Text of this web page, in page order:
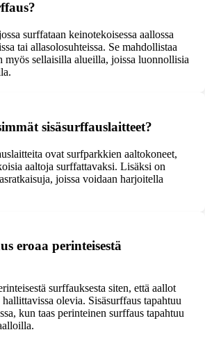
surffataan keinotekoisessa aallossa
tai allasolosuhteissa. Se mahdollistaa
myös sellaisilla alueilla, joissa luonnollisia
sisäsurffauslaitteet?
ovat surfparkkien aaltokoneet,
aaltoja surffattavaksi. Lisäksi on
joissa voidaan harjoitella
eroaa perinteisestä
surffauksesta siten, että aallot
olevia. Sisäsurffaus tapahtuu
kun taas perinteinen surffaus tapahtuu